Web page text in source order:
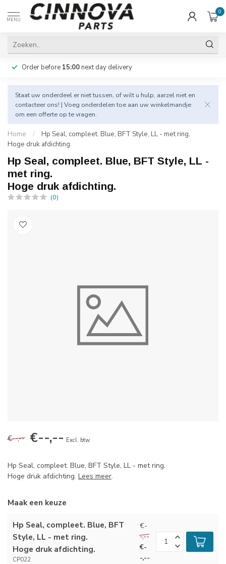
MENU
0
Order before 15:00next day delivery
Staat uw onderdeel er niet tussen, of wilt u hulp, aarzel niet en
contacteer ons! | Voeg onderdelen toe aan uw winkelmandje
om een offerte op te vragen.
Home /
Hp Seal, compleet. Blue, BFT Style, LL - met ring.
Hoge druk afdichting.
Hp Seal, compleet. Blue, BFT Style, LL -
met ring.
Hoge druk afdichting.
(0)
€--,-- €--,-- Excl. btw
Hp Seal, compleet. Blue, BFT Style, LL - met ring.
Hoge druk afdichting. Lees meer.
Maak een keuze
Hp Seal, compleet. Blue, BFT
Style, LL - met ring.
Hoge druk afdichting.
CP022
€-
-,--
€-
-,--